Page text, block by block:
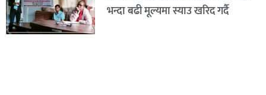
भन्दा बढी मूल्यमा स्याउ खरिद गर्दै